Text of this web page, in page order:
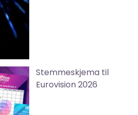
Stemmeskjema til
Eurovision 2026